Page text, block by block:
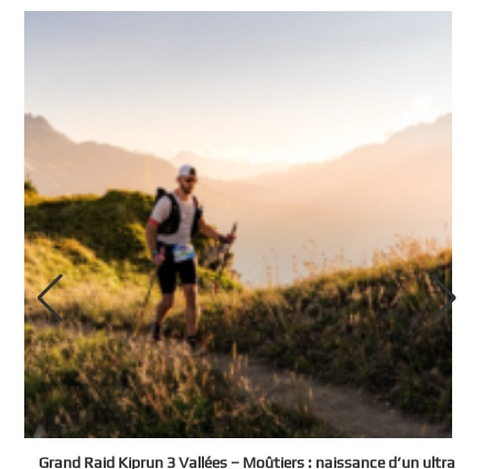
Grand Raid Kiprun 3 Vallées – Moûtiers : naissance d’un ultra